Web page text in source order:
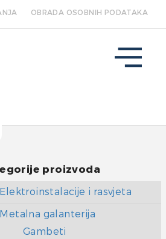
OBRADA OSOBNIH PODATAKA
proizvoda
Elektroinstalacije i rasvjeta
Metalna galanterija
Gambeti